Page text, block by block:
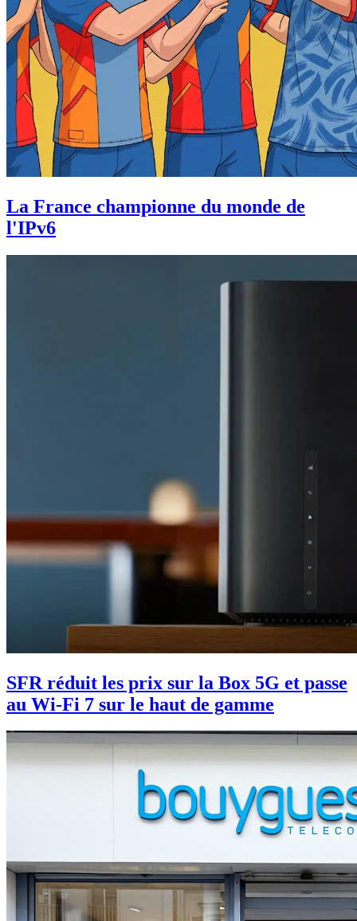
La France championne du monde de
l'IPv6
SFR réduit les prix sur la Box 5G et passe
au Wi-Fi 7 sur le haut de gamme